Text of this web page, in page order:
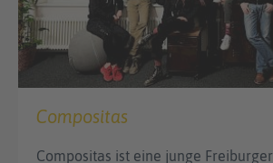
Compositas
Compositas ist eine junge Freiburger